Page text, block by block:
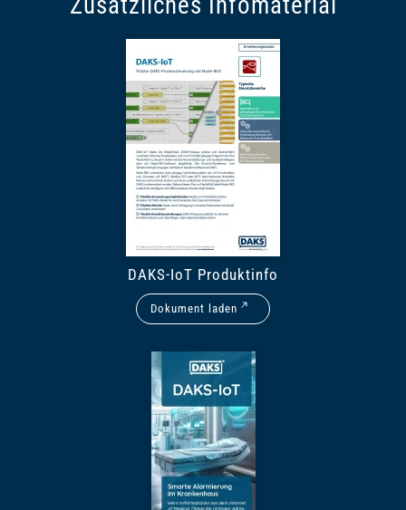
DAKS-IoT Produktinfo
Dokument laden